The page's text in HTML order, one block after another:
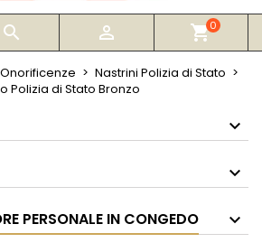
  shopping_cart0
Nastrini Polizia di Stato
Polizia di Stato Bronzo
PERSONALE IN CONGEDO
Annulla Crea lista dei desideri